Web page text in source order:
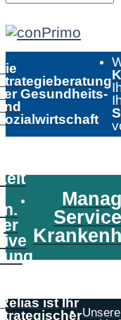
Gesundheits-
ist Ihr